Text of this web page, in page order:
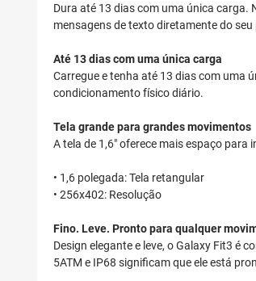
Dura até 13 dias com uma única carga.
mensagens de texto diretamente do
Até 13 dias com uma única carga
Carregue e tenha até 13 dias com uma
condicionamento físico diário.
Tela grande para grandes movimentos
A tela de 1,6" oferece mais espaço
• 1,6 polegada: Tela retangular
• 256x402: Resolução
Fino. Leve. Pronto para qualquer
Design elegante e leve, o Galaxy Fit3 é
5ATM e IP68 significam que ele está